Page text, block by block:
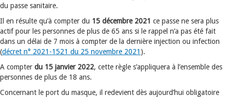
du passe sanitaire.
Il en résulte qu’à compter du 15 décembre 2021 ce passe ne sera plus
actif pour les personnes de plus de 65 ans si le rappel n’a pas été fait
dans un délai de 7 mois à compter de la dernière injection ou infection
(décret n° 2021-1521 du 25 novembre 2021 ).
A compter du 15 janvier 2022, cette règle s’appliquera à l’ensemble des
personnes de plus de 18 ans.
Concernant le port du masque, il redevient dès aujourd’hui obligatoire